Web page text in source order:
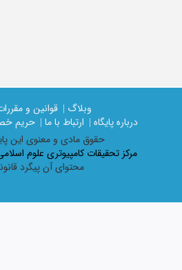
وبلاگ | قوانین و
درباره پایگاه |
ارتباط با ما | حریم
حقوق مادی و معنوی اين
مرکز تحقیقات کامپیوتری علوم
محتوای آن پیگرد